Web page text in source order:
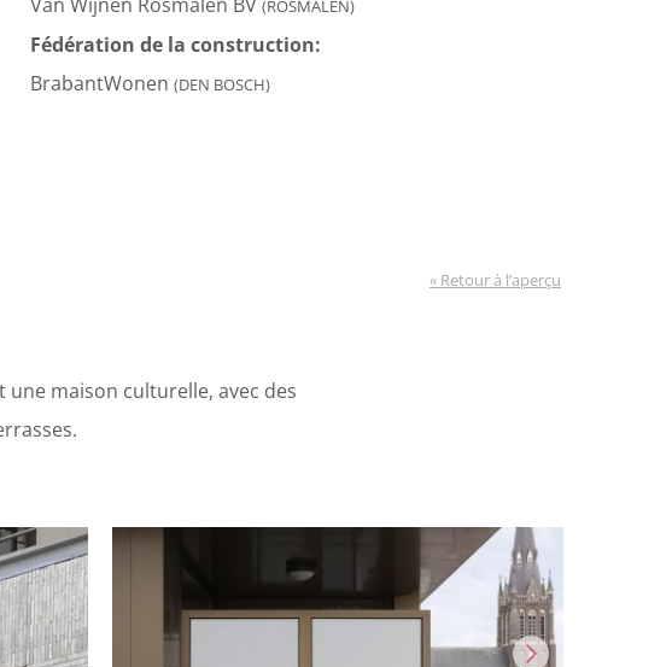
(ROSMALEN)
Fédération de la construction:
BrabantWonen (DEN BOSCH)
« Retour à l’aperçu
maison culturelle, avec des